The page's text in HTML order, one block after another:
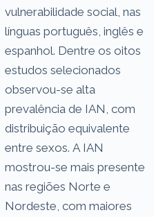
vulnerabilidade social, nas
línguas português, inglês e
espanhol. Dentre os oitos
estudos selecionados
observou-se alta
prevalência de IAN, com
distribuição equivalente
entre sexos. A IAN
mostrou-se mais presente
nas regiões Norte e
Nordeste, com maiores